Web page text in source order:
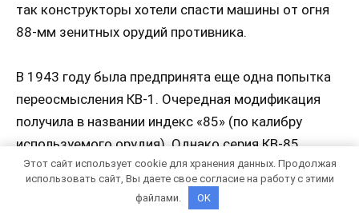
так конструкторы хотели спасти машины от огня
88-мм зенитных орудий противника.
В 1943 году была предпринята еще одна попытка
переосмысления КВ-1. Очередная модификация
получила в названии индекс «85» (по калибру
используемого орудия). Однако серия КВ-85
составила суммарно менее 150 машин, поэтому
значимого следа в военной истории не оставила.
Этот сайт использует cookie для хранения данных. Продолжая
использовать сайт, Вы даете свое согласие на работу с этими
файлами.
OK